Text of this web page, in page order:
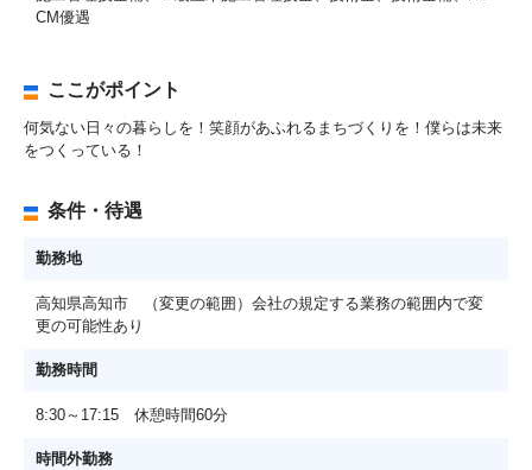
CM優遇
ここがポイント
何気ない日々の暮らしを！笑顔があふれるまちづくりを！僕らは未来
をつくっている！
条件・待遇
勤務地
高知県高知市 （変更の範囲）会社の規定する業務の範囲内で変
更の可能性あり
勤務時間
8:30～17:15 休憩時間60分
時間外勤務